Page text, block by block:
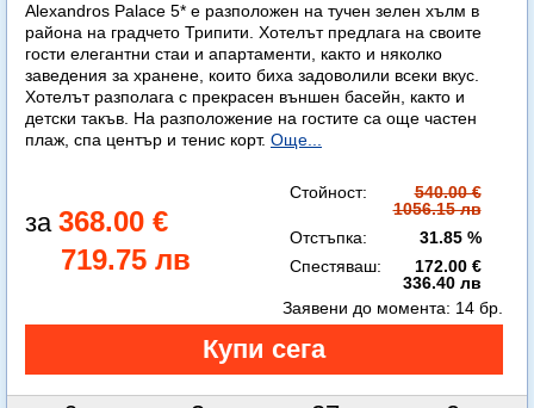
Alexandros Palace 5* e разположен на тучен зелен хълм в
района на градчето Трипити. Хотелът предлага на своите
гости елегантни стаи и апартаменти, както и няколко
заведения за хранене, които биха задоволили всеки вкус.
Хотелът разполага с прекрасен външен басейн, както и
детски такъв. На разположение на гостите са още частен
плаж, спа център и тенис корт. Още...
368.00 €
719.75 лв
Стойност:
540.00 €
1056.15 лв
Отстъпка:
31.85 %
Спестяваш:
172.00 €
336.40 лв
Заявени до момента: 14 бр.